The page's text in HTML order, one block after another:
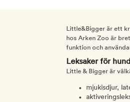
Little&Bigger är ett
hos Arken Zoo är
funktion och
Leksaker för
Little & Bigger är
mjukisdjur,